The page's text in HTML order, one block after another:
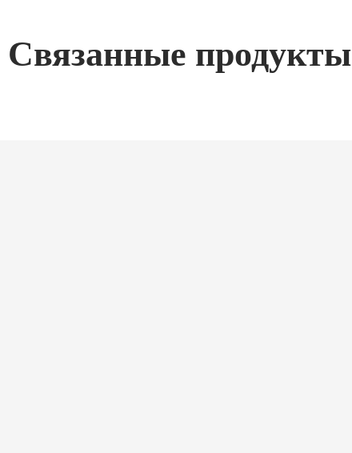
Связанные продукты